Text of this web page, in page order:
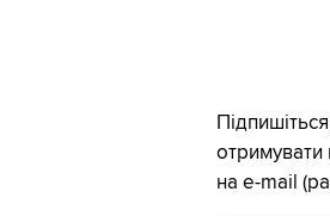
отримувати
на e-mail